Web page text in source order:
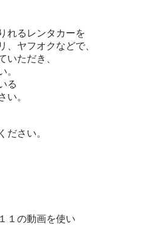
れるレンタカーを
、ヤフオクなどで、
いただき、
。
る
い。
ださい。
１の動画を使い